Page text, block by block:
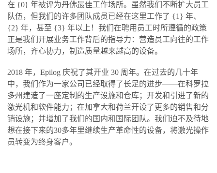
在 {0} 年被评为丹佛最佳工作场所。虽然我们不断扩大员工
队伍，但我们的许多团队成员已经在这里工作了 {1} 年、
{2} 年，甚至 {3} 年以上！我们在聘用员工时所遵循的政策
正是我们开展业务工作背后的指导力：营造员工向往的工作
场所，齐心协力，制造质量越来越高的设备。
2018 年，Epilog 庆祝了其开业 30 周年。在过去的几十年
中，我们作为一家公司已经取得了长足的进步——在科罗拉
多州建造了一座定制的生产设施和仓库；开发和引进了新的
激光机和软件能力；在加拿大和荷兰开设了更多的销售和分
销设施；并增加了我们的国内和国际团队。我们迫不及待地
想在接下来的30多年里继续生产革命性的设备，将激光操作
员转变为终身客户。